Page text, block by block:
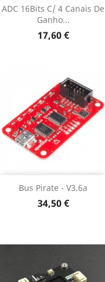
ADC 16Bits C/ 4 Canais De
Ganho...
Preço
17,60 €
Adicionar 
Dados do produto
Bus Pirate - V3.6a
Preço
34,50 €
DESCONTINUADO
DESCONTINUADO